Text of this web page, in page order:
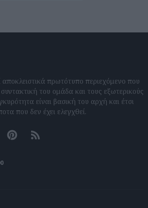
πρωτότυπο περιεχόμενο που
του ομάδα και τους εξωτερικούς
είναι βασική του αρχή και έτσι
που δεν έχει ελεγχθεί.
PinterestRSS feeds